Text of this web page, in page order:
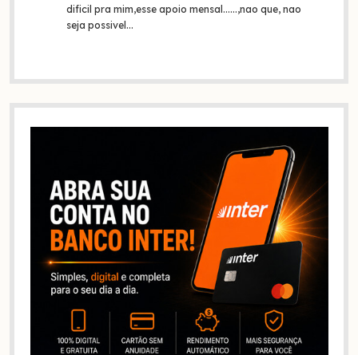
dificil pra mim,esse apoio mensal......,nao que, nao
seja possivel…